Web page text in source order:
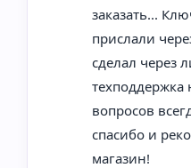
заказать...
прислали
сделал через
техподдержка
вопросов
спасибо и
магазин!